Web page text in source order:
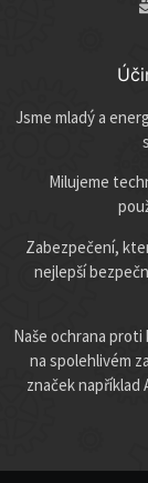
Jsme mladý a
Milujeme
Zabezpečení,
nejlepší
Naše ochrana proti
na spolehlivém
značek například